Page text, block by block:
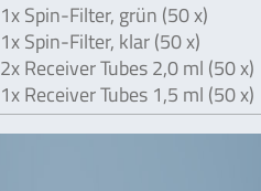
1x Spin-Filter, grün (50 x)
1x Spin-Filter, klar (50 x)
2x Receiver Tubes 2,0 ml (50 x)
1x Receiver Tubes 1,5 ml (50 x)